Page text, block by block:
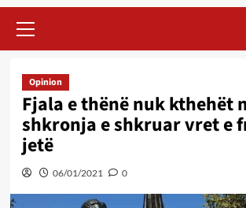
Menu
Opinion
Fjala e thënë nuk kthehët
shkronja e shkruar vret e
jetë
06/01/2021 0